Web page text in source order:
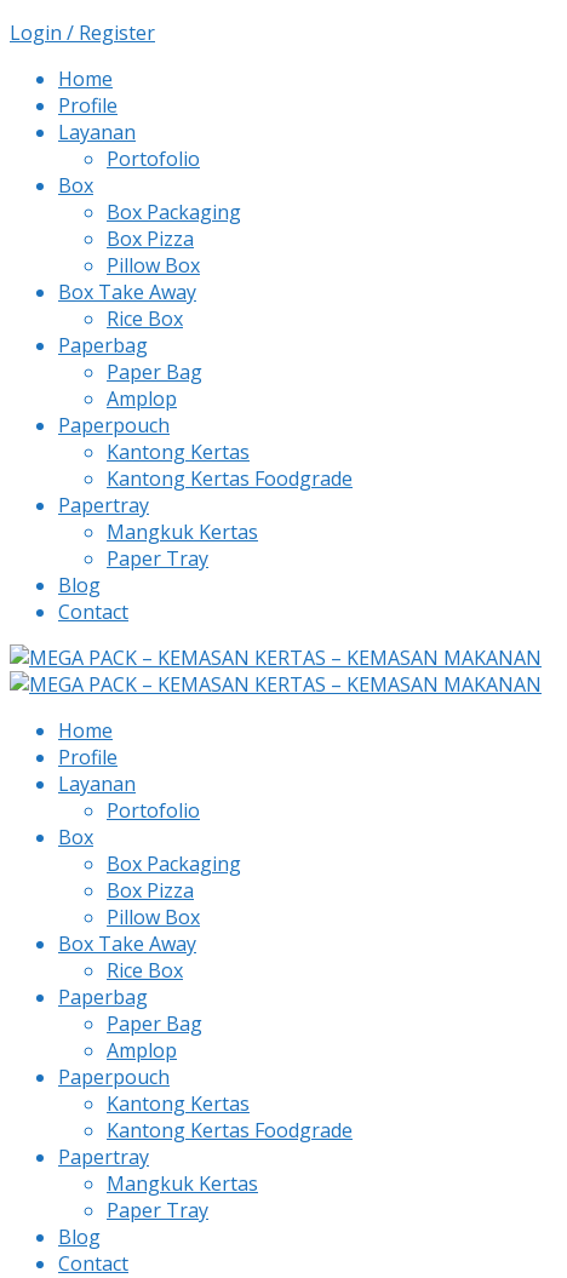
Login / Register
Home
Profile
Layanan
Portofolio
Box
Box Packaging
Box Pizza
Pillow Box
Box Take Away
Rice Box
Paperbag
Paper Bag
Amplop
Paperpouch
Kantong Kertas
Kantong Kertas Foodgrade
Papertray
Mangkuk Kertas
Paper Tray
Blog
Contact
Home
Profile
Layanan
Portofolio
Box
Box Packaging
Box Pizza
Pillow Box
Box Take Away
Rice Box
Paperbag
Paper Bag
Amplop
Paperpouch
Kantong Kertas
Kantong Kertas Foodgrade
Papertray
Mangkuk Kertas
Paper Tray
Blog
Contact